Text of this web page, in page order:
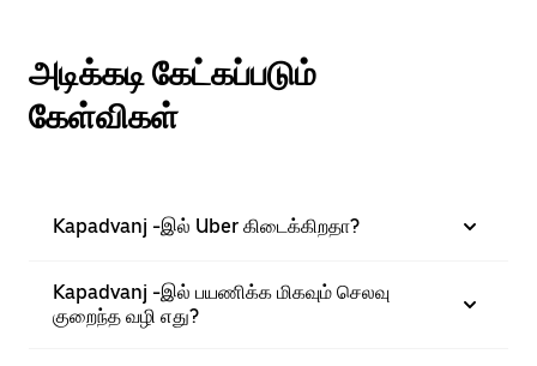
அடிக்கடி கேட்கப்படும்
கேள்விகள்
Kapadvanj -இல் Uber கிடைக்கிறதா?
Kapadvanj -இல் பயணிக்க மிகவும் செலவு
குறைந்த வழி எது?